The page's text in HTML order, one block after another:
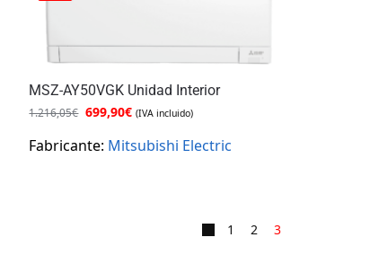
MSZ-AY50VGK Unidad Interior
1.216,05€ 699,90€ (IVA incluido)
Fabricante: Mitsubishi Electric
1 2 3